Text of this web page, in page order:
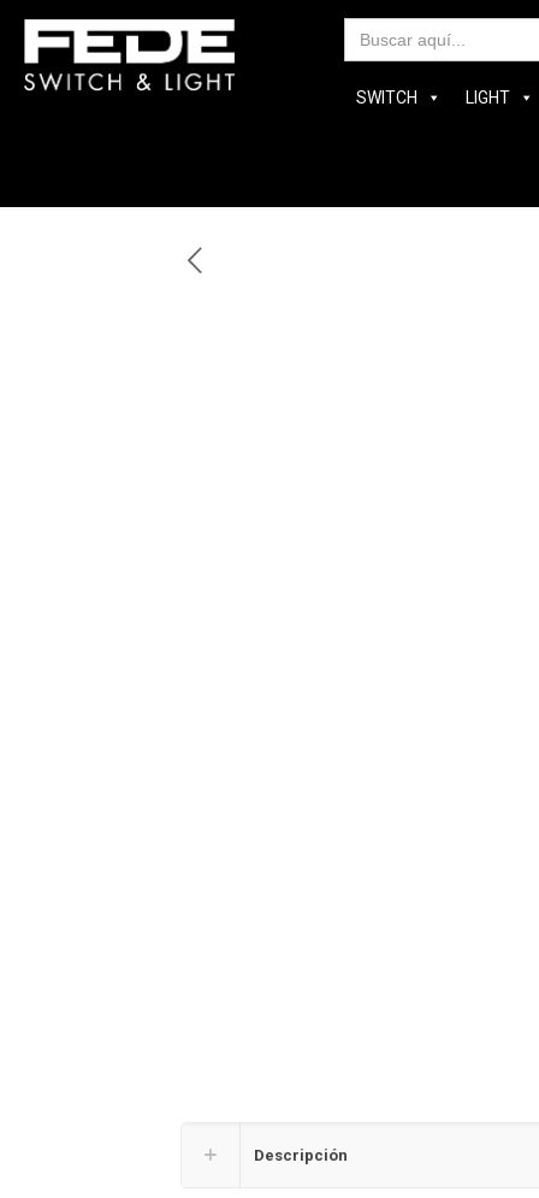
SWITCH LIGHT
Descripción